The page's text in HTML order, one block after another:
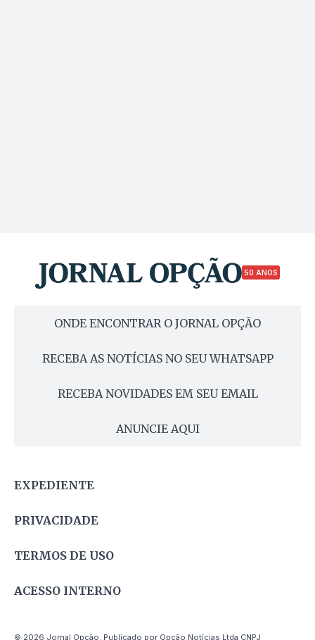
50 ANOS
ONDE ENCONTRAR O JORNAL OPÇÃO
RECEBA AS NOTÍCIAS NO SEU WHATSAPP
RECEBA NOVIDADES EM SEU EMAIL
ANUNCIE AQUI
EXPEDIENTE
PRIVACIDADE
TERMOS DE USO
ACESSO INTERNO
© 2026 Jornal Opção. Publicado por Opção Notícias Ltda CNPJ